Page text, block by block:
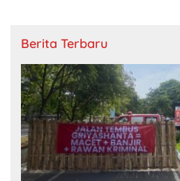
Berita Terbaru